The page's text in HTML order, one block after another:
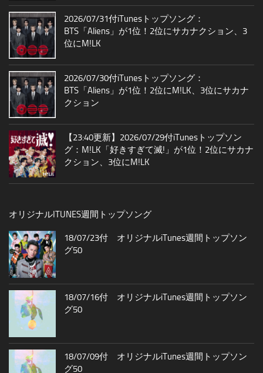
2026/07/31付iTunesトップソング：
BTS「Aliens」が1位！2位にサカナクション、3
位にM!LK
2026/07/30付iTunesトップソング：
BTS「Aliens」が1位！2位にM!LK、3位にサカナ
クション
【23:40更新】2026/07/29付iTunesトップソン
グ：M!LK「好きすぎて滅!」が1位！2位にサカナ
クション、3位にM!LK
オリジナルITUNES週間トップソング
18/07/23付 オリジナルiTunes週間トップソン
グ50
18/07/16付 オリジナルiTunes週間トップソン
グ50
18/07/09付 オリジナルiTunes週間トップソン
グ50